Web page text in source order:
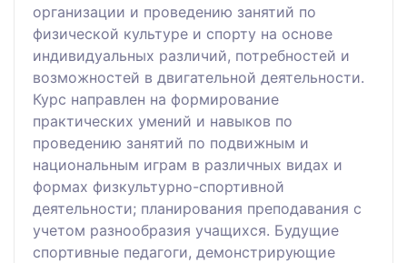
организации и проведению занятий по
физической культуре и спорту на основе
индивидуальных различий, потребностей и
возможностей в двигательной деятельности.
Курс направлен на формирование
практических умений и навыков по
проведению занятий по подвижным и
национальным играм в различных видах и
формах физкультурно-спортивной
деятельности; планирования преподавания с
учетом разнообразия учащихся. Будущие
спортивные педагоги, демонстрирующие